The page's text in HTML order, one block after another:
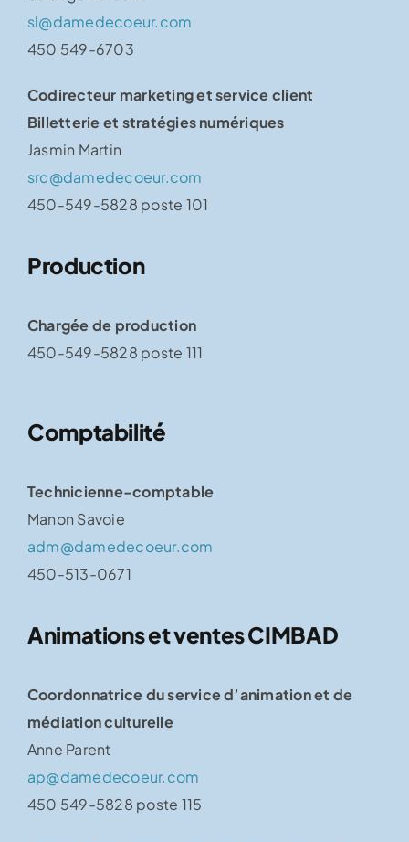
sl@damedecoeur.com
450 549-6703
Codirecteur marketing et service client
Billetterie et stratégies numériques
Jasmin Martin
src@damedecoeur.com
450-549-5828 poste 101
Production
Chargée de production
450-549-5828 poste 111
Comptabilité
Technicienne-comptable
Manon Savoie
adm@damedecoeur.com
450-513-0671
Animations et ventes CIMBAD
Coordonnatrice du service d’animation et de
médiation culturelle
Anne Parent
ap@damedecoeur.com
450 549-5828 poste 115